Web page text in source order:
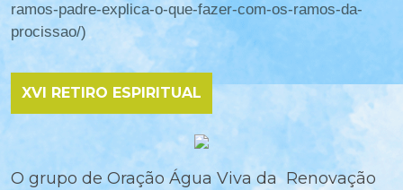
ramos-padre-explica-o-que-fazer-com-os-ramos-da-
procissao/)
XVI RETIRO ESPIRITUAL
O grupo de Oração Água Viva da Renovação